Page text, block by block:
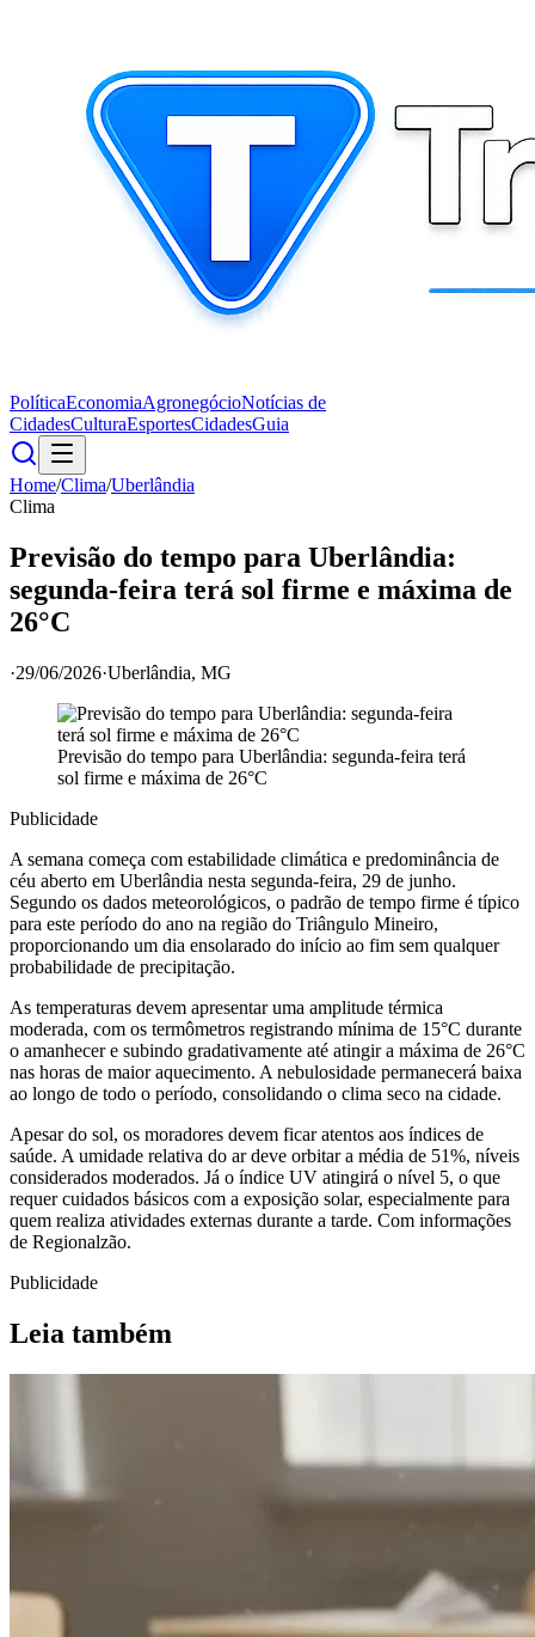
PolíticaEconomiaAgronegócioNotícias de
CidadesCulturaEsportesCidadesGuia
Home/Clima/Uberlândia
Clima
Previsão do tempo para Uberlândia:
segunda-feira terá sol firme e máxima de
26°C
·29/06/2026·Uberlândia, MG
Previsão do tempo para Uberlândia: segunda-feira terá
sol firme e máxima de 26°C
Publicidade
A semana começa com estabilidade climática e predominância de
céu aberto em Uberlândia nesta segunda-feira, 29 de junho.
Segundo os dados meteorológicos, o padrão de tempo firme é típico
para este período do ano na região do Triângulo Mineiro,
proporcionando um dia ensolarado do início ao fim sem qualquer
probabilidade de precipitação.
As temperaturas devem apresentar uma amplitude térmica
moderada, com os termômetros registrando mínima de 15°C durante
o amanhecer e subindo gradativamente até atingir a máxima de 26°C
nas horas de maior aquecimento. A nebulosidade permanecerá baixa
ao longo de todo o período, consolidando o clima seco na cidade.
Apesar do sol, os moradores devem ficar atentos aos índices de
saúde. A umidade relativa do ar deve orbitar a média de 51%, níveis
considerados moderados. Já o índice UV atingirá o nível 5, o que
requer cuidados básicos com a exposição solar, especialmente para
quem realiza atividades externas durante a tarde. Com informações
de Regionalzão.
Publicidade
Leia também